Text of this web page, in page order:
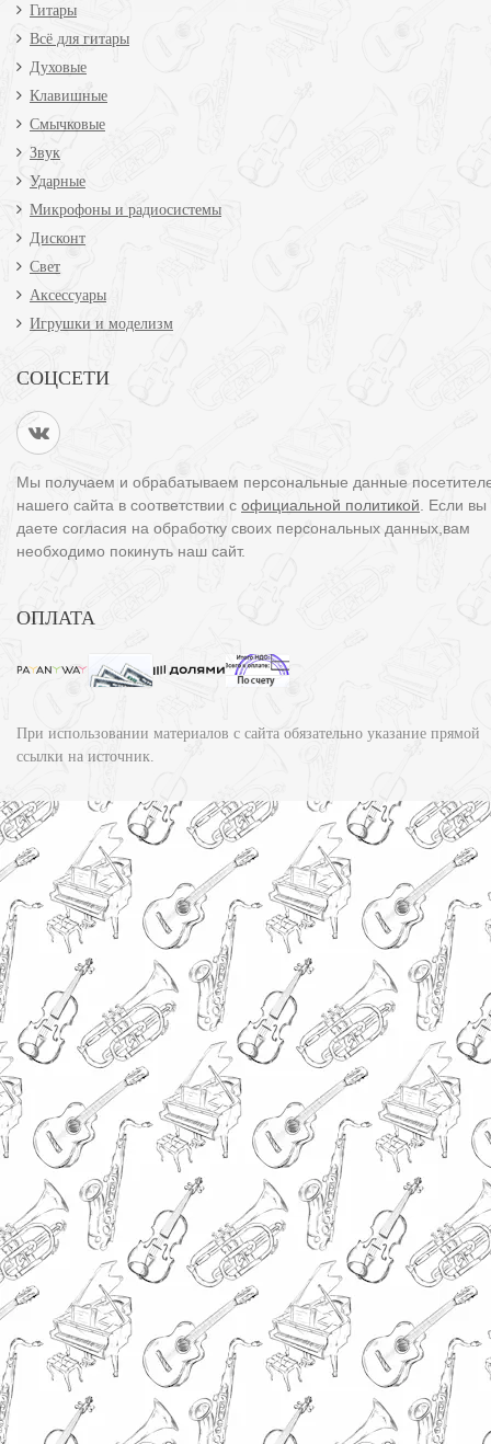
Гитары
Всё для гитары
Духовые
Клавишные
Смычковые
Звук
Ударные
Микрофоны и радиосистемы
Дисконт
Свет
Аксессуары
Игрушки и моделизм
СОЦСЕТИ
Мы получаем и обрабатываем персональные данные
нашего сайта в соответствии с официальной политикой . Если
даете согласия на обработку своих персональных данных,вам
необходимо покинуть наш сайт.
ОПЛАТА
При использовании материалов с сайта обязательно указание прямой
ссылки на источник.